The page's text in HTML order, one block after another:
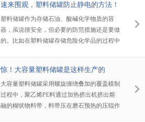
速来围观，塑料储罐防止静电的方法！
塑料储罐作为存储石油、酸碱化学物质的容
器，虽说很安全，但必要的防范措施还是要做
的。比如在塑料储罐存储危险化学品的过程中
惊！大容量塑料储罐是这样生产的
大容量塑料储罐采用螺旋缠绕叠加的覆盖模制
过程中，聚乙烯PE料通过加热挤出机挤出熔
融的糊状物料带，料带压在磨石预热的压辊作